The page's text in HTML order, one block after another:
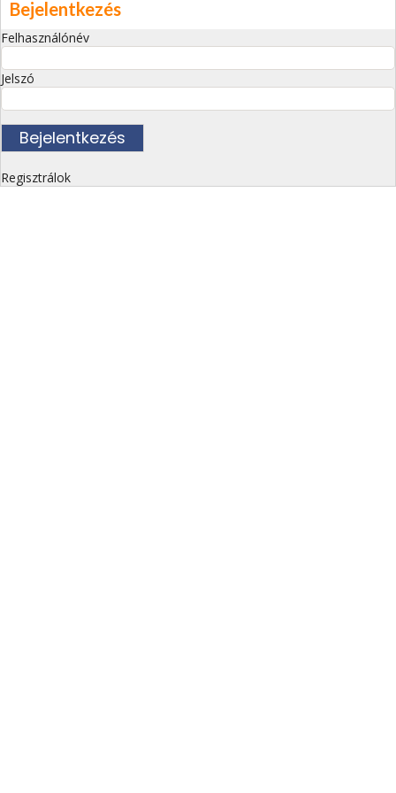
Bejelentkezés
Felhasználónév
Jelszó
Regisztrálok